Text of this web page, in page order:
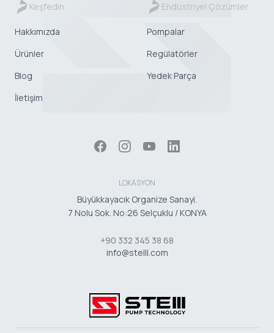
Keşfedin
Hakkımızda
Ürünler
Blog
İletişim
Endüstriyel Çözümler
Pompalar
Regülatörler
Yedek Parça
LOKASYON
Büyükkayacık Organize Sanayi.
7 Nolu Sok. No:26 Selçuklu / KONYA
+90 332 345 38 68
info@stelll.com